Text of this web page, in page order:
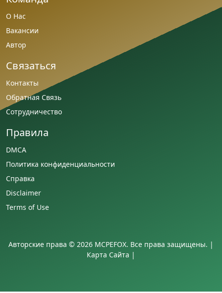
О Нас
Вакансии
Автор
Связаться
Контакты
Обратная Связь
Сотрудничество
Правила
DMCA
Политика конфиденциальности
Справка
Disclaimer
Terms of Use
Авторские права © 2026 MCPEFOX. Все права защищены. |
Карта Сайта |